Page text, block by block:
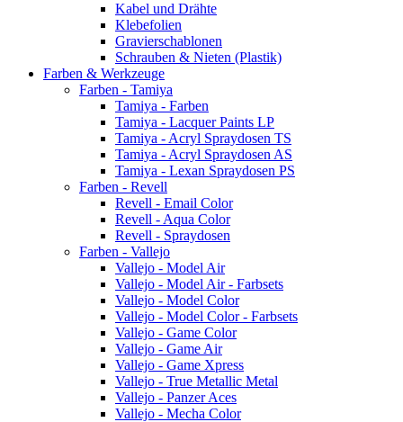
Kabel und Drähte
Klebefolien
Gravierschablonen
Schrauben & Nieten (Plastik)
Farben & Werkzeuge
Farben - Tamiya
Tamiya - Farben
Tamiya - Lacquer Paints LP
Tamiya - Acryl Spraydosen TS
Tamiya - Acryl Spraydosen AS
Tamiya - Lexan Spraydosen PS
Farben - Revell
Revell - Email Color
Revell - Aqua Color
Revell - Spraydosen
Farben - Vallejo
Vallejo - Model Air
Vallejo - Model Air - Farbsets
Vallejo - Model Color
Vallejo - Model Color - Farbsets
Vallejo - Game Color
Vallejo - Game Air
Vallejo - Game Xpress
Vallejo - True Metallic Metal
Vallejo - Panzer Aces
Vallejo - Mecha Color